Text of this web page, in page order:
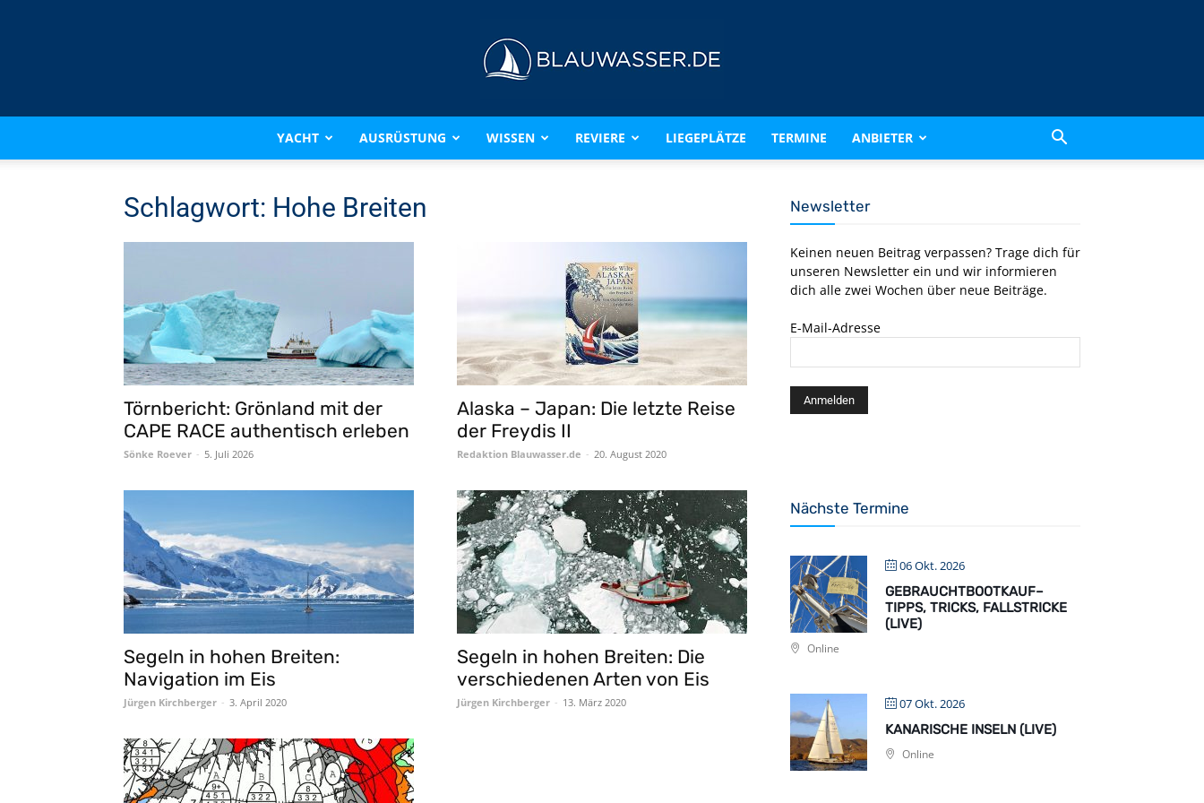
BLAUWASSER.DE
YACHT AUSRÜSTUNG WISSEN REVIERE LIEGEPLÄTZE TERMINE ANBIETER
Schlagwort: Hohe Breiten
Törnbericht: Grönland mit der
CAPE RACE authentisch erleben
Sönke Roever - 5. Juli 2026
Alaska – Japan: Die letzte Reise
der Freydis II
Redaktion Blauwasser.de - 20. August 2020
Segeln in hohen Breiten:
Navigation im Eis
Jürgen Kirchberger - 3. April 2020
Segeln in hohen Breiten: Die
verschiedenen Arten von Eis
Jürgen Kirchberger - 13. März 2020
Newsletter
Keinen neuen Beitrag verpassen? Trage dich für
unseren Newsletter ein und wir informieren
dich alle zwei Wochen über neue Beiträge.
E-Mail-Adresse
Nächste Termine
06 Okt. 2026
GEBRAUCHTBOOTKAUF–
TIPPS, TRICKS, FALLSTRICKE
(LIVE)
Online
07 Okt. 2026
KANARISCHE INSELN (LIVE)
Online